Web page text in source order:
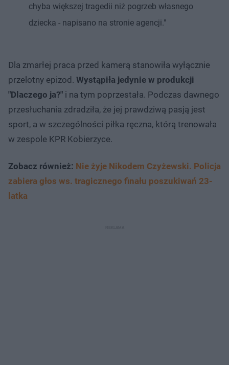
chyba większej tragedii niż pogrzeb własnego
dziecka - napisano na stronie agencji."
Dla zmarłej praca przed kamerą stanowiła wyłącznie
przelotny epizod. Wystąpiła jedynie w produkcji
"Dlaczego ja?" i na tym poprzestała. Podczas dawnego
przesłuchania zdradziła, że jej prawdziwą pasją jest
sport, a w szczególności piłka ręczna, którą trenowała
w zespole KPR Kobierzyce.
Zobacz również: Nie żyje Nikodem Czyżewski. Policja
zabiera głos ws. tragicznego finału poszukiwań 23-
latka